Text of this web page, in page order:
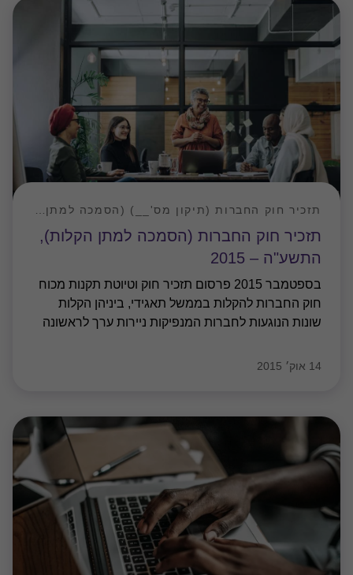
תזכיר חוק החברות (הסמכה למתן הקלות),
התשע"ה – 2015
בספטמבר 2015 פרסום תזכיר חוק וטיוטת תקנות מכוח
חוק החברות להקלות בממשל תאגידי, ביניהן הקלות
שונות הנוגעות לחברות המנפיקות ניירות ערך לראשונה
14 אוק׳ 2015